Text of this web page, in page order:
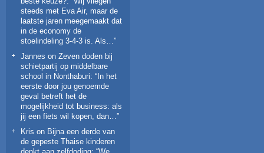
steeds met Eva Air, maar de
laatste jaren meegemaakt dat
in de economy de
stoelindeling 3-4-3 is. Als… ”
Jannes on Zeven doden bij
schietpartij op middelbare
school in Nonthaburi: “In het
eerste door jou genoemde
geval betreft het de
mogelijkheid tot business: als
jij een fiets wil kopen, dan… ”
Kris on Bijna een derde van
de gepeste Thaise kinderen